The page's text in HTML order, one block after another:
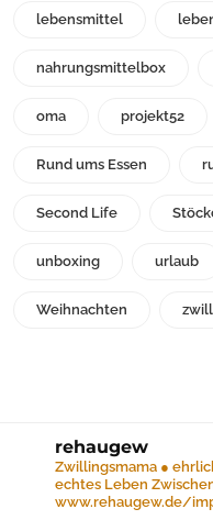
lebensmittel
nahrungsmittelbox
oma projekt52
Rund ums Essen
Second Life
unboxing urlaub
Weihnachten
rehaugew
Zwillingsmama ●
echtes Leben
www.rehaugew.de/